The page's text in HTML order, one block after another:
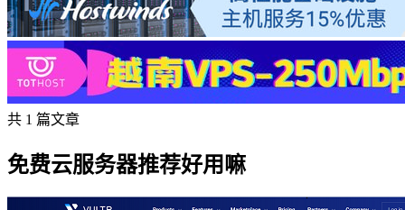
共 1 篇文章
免费云服务器推荐好用嘛